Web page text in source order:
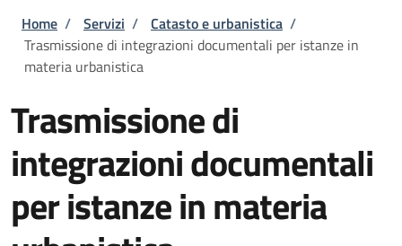
Briciole di pane
Home / Servizi / Catasto e urbanistica /
Trasmissione di integrazioni documentali per istanze in
materia urbanistica
Trasmissione di
integrazioni documentali
per istanze in materia